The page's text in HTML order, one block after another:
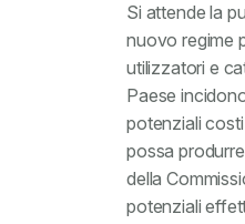
Si attende la
nuovo regime
utilizzatori e
Paese
potenziali
possa
della
potenziali